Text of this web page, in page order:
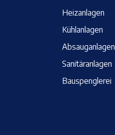
Heizanlagen
Kühlanlagen
Absauganlagen
Sanitäranlagen
Bauspenglerei